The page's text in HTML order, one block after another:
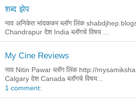
शब्द झेप
नाव अनिकेत भांदककर ब्लॉग लिंक
Chandrapur देश India ब्लॉगचे विषय ...
My Cine Reviews
नाव Nitin Pawar ब्लॉग लिंक http://
Calgary देश Canada ब्लॉगचे विषय...
1 comment: